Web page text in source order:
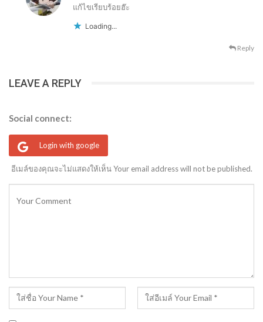
แก้ไขเรียบร้อยฮ๊ะ
Loading...
Reply
LEAVE A REPLY
Social connect:
Login with google
อีเมล์ของคุณจะไม่แสดงให้เห็น Your email address will not be published.